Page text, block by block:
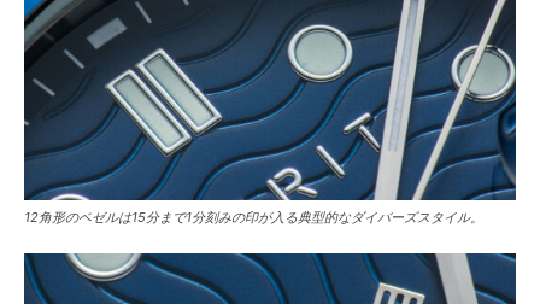
12角形のベゼルは15分まで1分刻みの印が入る典型的なダイバーズスタイル。